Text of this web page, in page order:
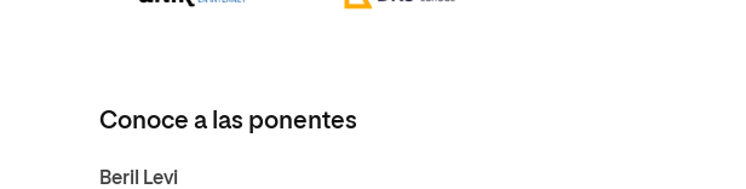
Conoce a las ponentes
Beril Levi